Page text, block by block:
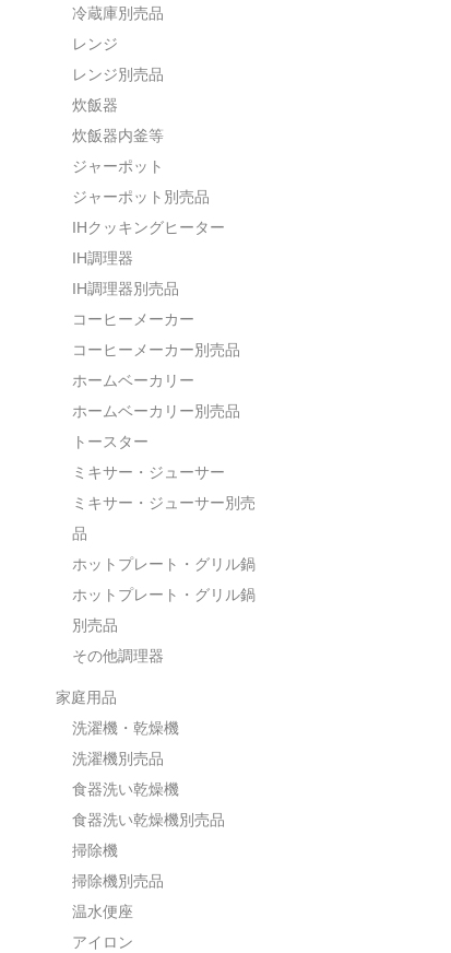
冷蔵庫別売品
レンジ
レンジ別売品
炊飯器
炊飯器内釜等
ジャーポット
ジャーポット別売品
IHクッキングヒーター
IH調理器
IH調理器別売品
コーヒーメーカー
コーヒーメーカー別売品
ホームベーカリー
ホームベーカリー別売品
トースター
ミキサー・ジューサー
ミキサー・ジューサー別売
品
ホットプレート・グリル鍋
ホットプレート・グリル鍋
別売品
その他調理器
家庭用品
洗濯機・乾燥機
洗濯機別売品
食器洗い乾燥機
食器洗い乾燥機別売品
掃除機
掃除機別売品
温水便座
アイロン